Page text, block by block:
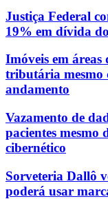
Justiça Federal
19% em dívida
Imóveis em
tributária mesmo
andamento
Vazamento de
pacientes mesmo
cibernético
Sorveteria Dallô
poderá usar